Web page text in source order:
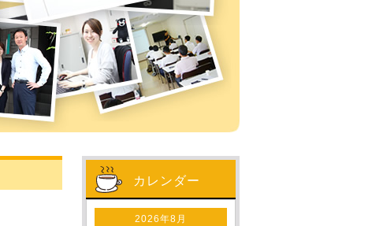
カレンダー
2026年8月